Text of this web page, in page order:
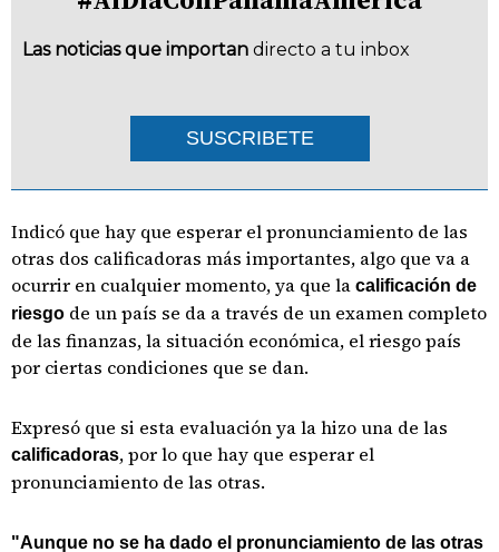
Las noticias que importan directo a tu inbox
SUSCRIBETE
Indicó que hay que esperar el pronunciamiento de las
otras dos calificadoras más importantes, algo que va a
ocurrir en cualquier momento, ya que la calificación de
riesgo de un país se da a través de un examen completo
de las finanzas, la situación económica, el riesgo país
por ciertas condiciones que se dan.
Expresó que si esta evaluación ya la hizo una de las
calificadoras, por lo que hay que esperar el
pronunciamiento de las otras.
"Aunque no se ha dado el pronunciamiento de las otras